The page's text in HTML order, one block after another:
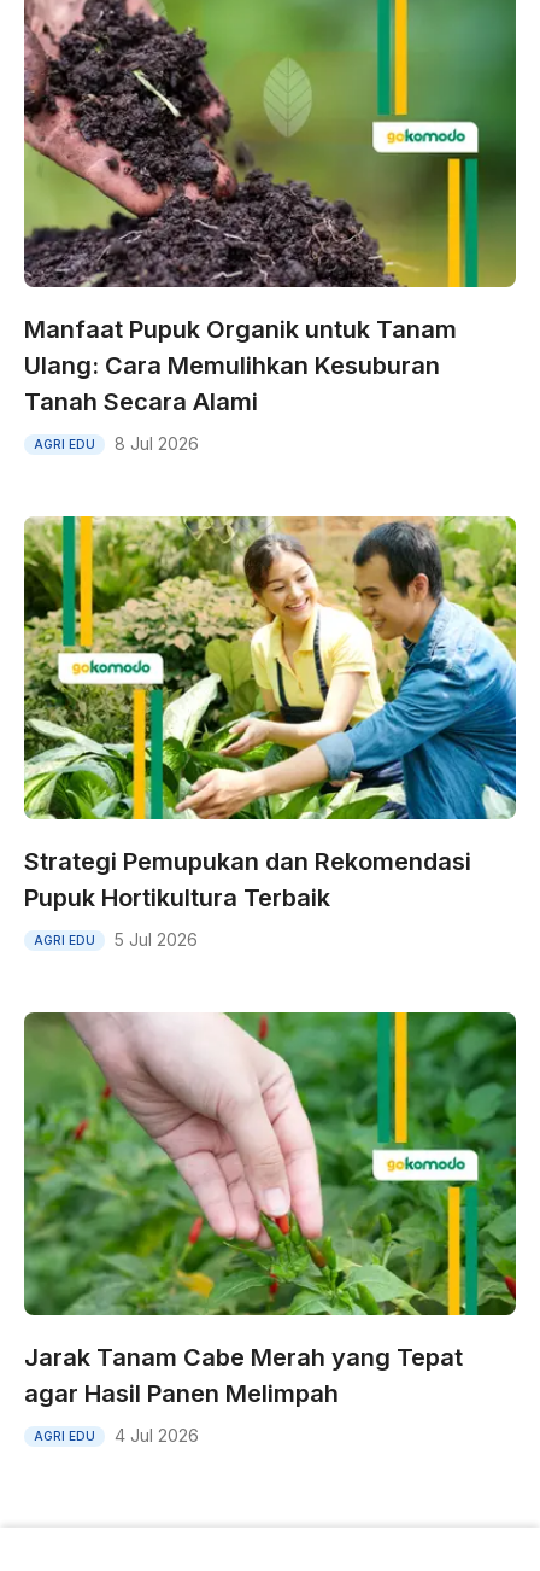
Manfaat Pupuk Organik untuk Tanam
Ulang: Cara Memulihkan Kesuburan
Tanah Secara Alami
AGRI EDU 8 Jul 2026
Strategi Pemupukan dan Rekomendasi
Pupuk Hortikultura Terbaik
AGRI EDU 5 Jul 2026
Jarak Tanam Cabe Merah yang Tepat
agar Hasil Panen Melimpah
AGRI EDU 4 Jul 2026